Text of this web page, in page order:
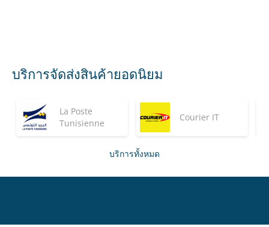
บริการจัดส่งสินค้ายอดนิยม
La Poste
Tunisienne
Courier IT
บริการทั้งหมด